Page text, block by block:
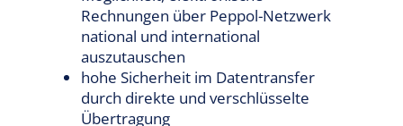
Rechnungen über Peppol-Netzwerk
national und international
auszutauschen
hohe Sicherheit im Datentransfer
durch direkte und verschlüsselte
Übertragung